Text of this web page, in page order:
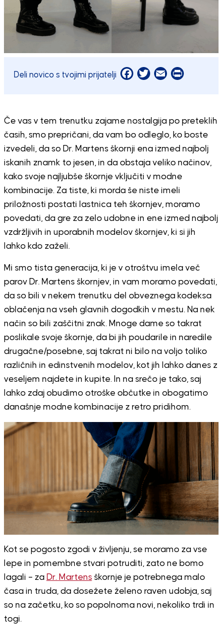
Deli novico s tvojimi prijatelji Facebook
Twitter
EmailPrint
Če vas v tem trenutku zajame nostalgija po preteklih
časih, smo prepričani, da vam bo odleglo, ko boste
izvedeli, da so Dr. Martens škornji ena izmed najbolj
iskanih znamk to jesen, in da obstaja veliko načinov,
kako svoje najljubše škornje vključiti v modne
kombinacije. Za tiste, ki morda še niste imeli
priložnosti postati lastnica teh škornjev, moramo
povedati, da gre za zelo udobne in ene izmed najbolj
vzdržljivih in uporabnih modelov škornjev, ki si jih
lahko kdo zaželi.
Mi smo tista generacija, ki je v otroštvu imela več
parov Dr. Martens škornjev, in vam moramo povedati,
da so bili v nekem trenutku del obveznega kodeksa
oblačenja na vseh glavnih dogodkih v mestu. Na nek
način so bili zaščitni znak. Mnoge dame so takrat
poslikale svoje škornje, da bi jih poudarile in naredile
drugačne/posebne, saj takrat ni bilo na voljo toliko
različnih in edinstvenih modelov, kot jih lahko danes z
veseljem najdete in kupite. In na srečo je tako, saj
lahko zdaj obudimo otroške občutke in obogatimo
današnje modne kombinacije z retro pridihom.
Kot se pogosto zgodi v življenju, se moramo za vse
lepe in pomembne stvari potruditi, zato ne bomo
lagali – za Dr. Martens škornje je potrebnega malo
časa in truda, da dosežete želeno raven udobja, saj
so na začetku, ko so popolnoma novi, nekoliko trdi in
togi.